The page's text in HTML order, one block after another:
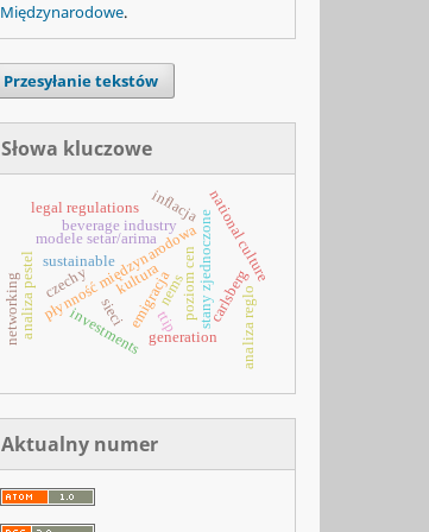
Międzynarodowe.
Przesyłanie tekstów
Słowa kluczowe
nems
płynność międzynarodowastany zjednoczone
ttip
emigracja
modele setar/arima
beverage industry
carlsberg
national culture
sustainable
investments generation
inflacja
analiza pestel sieci
networking czechy poziom cen
analiza reglo
kultura
legal regulations
Aktualny numer